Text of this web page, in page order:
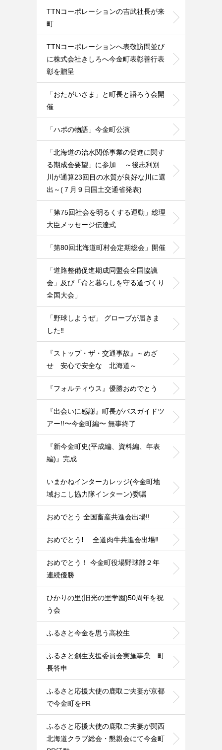
TTNコーポレーションの吉武社長が来
町
TTNコーポレーションへ表敬訪問並び
に株式会社きしろへ今金町表彰善行表
彰を贈呈
「おたがいさま」と町長と語ろう会開
催
「ハポの物語」今金町公演
「北海道の治水関係事業の促進に関す
る期成会要望」に参加 ～後志利別
川が通算23回目の水質が良好な川に選
出～(７月９日国土交通省発表)
「第75回社会を明るくする運動」総理
大臣メッセージ伝達式
「第80回北海道町村会定期総会」開催
「道路整備促進期成同盟会全国協議
会」及び「命と暮らしを守る道づくり
全国大会」
「野球しようぜ」 グローブが届きま
した‼️
『ストップ・ザ・交通事故』～めざ
せ 安心で安全な 北海道～
『フォルティウス』優勝おめでとう
『出会いに感謝』町長がバスガイドツ
アー!!〜今金町編〜 無事終了
『新今金町史(平成編、資料編、年表
編)』完成
いまかねインターカレッジ(今金町地
域おこし協力隊インターン)委嘱
おめでとう 全国畜産共進会出場!!
おめでとう❗ 全道肉牛共進会出場‼️
おめでとう！ 今金町役場野球部２年
連続優勝
ひかりの里(旧光の里学園)50周年を祝
う会
ふるさと今金を思う高校生
ふるさと創生支援委員会実施事業 町
長答申
ふるさと応援大使の鹿取ご夫妻が京都
で今金町をPR
ふるさと応援大使の鹿取ご夫妻が関西
北海道クラブ総会・懇親会にて今金町